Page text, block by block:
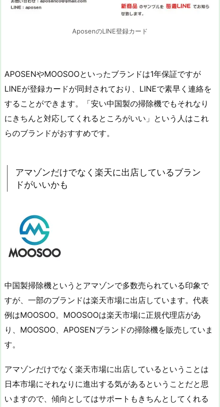
AposenのLINE登録カード
APOSENやMOOSOOといったブランドは1年保証ですが
LINEが登録カードが同封されており、LINEで素早く連絡を
することができます。「安い中国製の掃除機でもそれなり
にきちんと対応してくれるところがいい」という人はこれ
らのブランドがおすすめです。
アマゾンだけでなく楽天に出店しているブラン
ドがいいかも
中国製掃除機というとアマゾンで多数売られている印象で
すが、一部のブランドは楽天市場に出店しています。代表
例はMOOSOO。MOOSOOは楽天市場に正規代理店があ
り、MOOSOO、APOSENブランドの掃除機を販売していま
す。
アマゾンだけでなく楽天市場に出店しているということは
日本市場にそれなりに進出する気があるということだと思
いますので、傾向としてはサポートもきちんとしてくれる